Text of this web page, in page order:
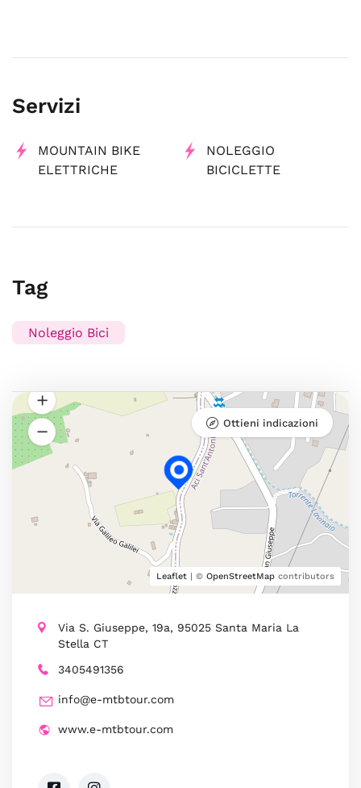
Servizi
MOUNTAIN BIKE
ELETTRICHE
NOLEGGIO
BICICLETTE
Tag
Noleggio Bici
Leaflet | © OpenStreetMap contributors
Ottieni indicazioni
Via S. Giuseppe, 19a, 95025 Santa Maria La
Stella CT
3405491356
info@e-mtbtour.com
www.e-mtbtour.com